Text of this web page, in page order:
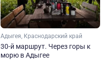
Адыгея, Краснодарский край
30-й маршрут. Через горы к
морю в Адыгее